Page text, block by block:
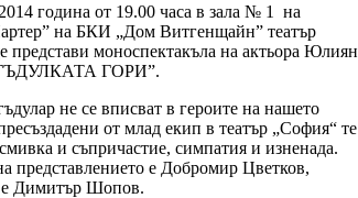
година от 19.00 часа в зала № 1 на
на БКИ „Дом Витгенщайн” театър
представи моноспектакъла на актьора Юлиян
ГОРИ”.
не се вписват в героите на нашето
от млад екип в театър „София“ те
и съпричастие, симпатия и изненада.
представлението е Добромир Цветков,
е Димитър Шопов.